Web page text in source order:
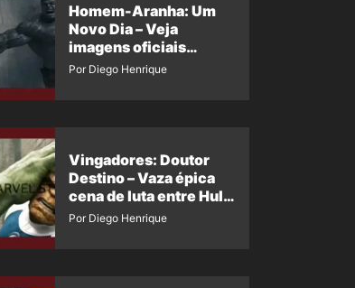
Homem-Aranha: Um
Novo Dia – Veja
imagens oficiais
descartadas do Hulk
Por Diego Henrique
Vingadores: Doutor
Destino – Vaza épica
cena de luta entre Hulk
e o Coisa
Por Diego Henrique